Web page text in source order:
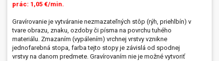
prác: 1,05 €/min.
Gravírovanie je vytváranie nezmazateľných stôp (rýh, priehlbín) v
tvare obrazu, znaku, ozdoby či písma na povrchu tuhého
materiálu. Zmazaním (vypálením) vrchnej vrstvy vznikne
jednofarebná stopa, farba tejto stopy je závislá od spodnej
vrstvy na danom predmete. Gravírovaním nie je možné vytvoriť